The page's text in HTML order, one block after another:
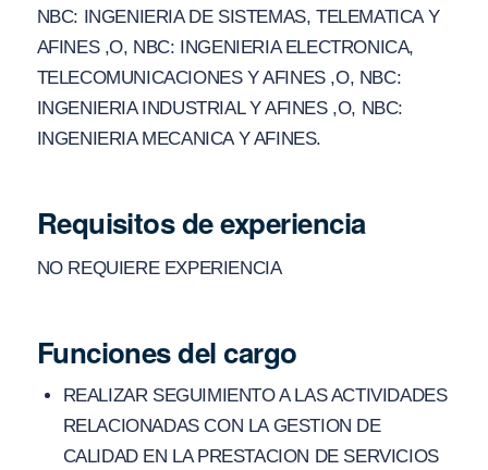
NBC: INGENIERIA DE SISTEMAS, TELEMATICA Y
AFINES ,O, NBC: INGENIERIA ELECTRONICA,
TELECOMUNICACIONES Y AFINES ,O, NBC:
INGENIERIA INDUSTRIAL Y AFINES ,O, NBC:
INGENIERIA MECANICA Y AFINES.
Requisitos de experiencia
NO REQUIERE EXPERIENCIA
Funciones del cargo
REALIZAR SEGUIMIENTO A LAS ACTIVIDADES
RELACIONADAS CON LA GESTION DE
CALIDAD EN LA PRESTACION DE SERVICIOS